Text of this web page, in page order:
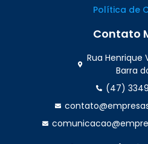
Política de
Contato
Rua Henrique
Barra
(47)